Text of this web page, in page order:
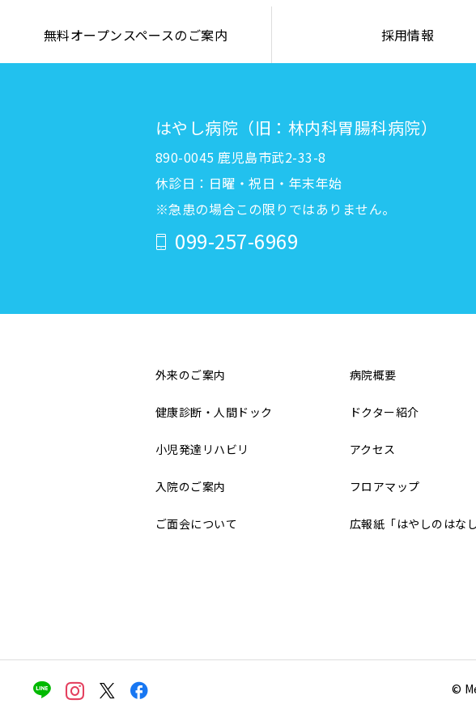
無料オープンスペースのご案内 採用情報
はやし病院（旧：林内科胃腸科病院）
890-0045 鹿児島市武2-33-8
休診日：日曜・祝日・年末年始
※急患の場合この限りではありません。
099-257-6969
外来のご案内
健康診断・人間ドック
小児発達リハビリ
入院のご案内
ご面会について
病院概要
ドクター紹介
アクセス
フロアマップ
広報紙「はやしのはなし
©